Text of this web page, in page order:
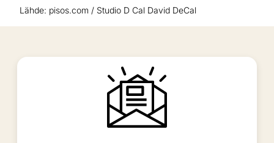
Lähde: pisos.com / Studio D Cal David DeCal